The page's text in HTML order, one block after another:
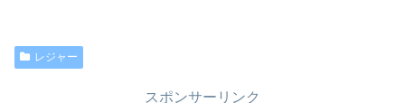
レジャー
スポンサーリンク